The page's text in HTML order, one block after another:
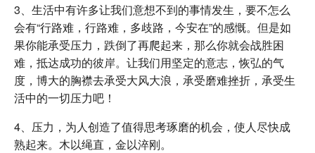
3、生活中有许多让我们意想不到的事情发生，要不怎么
会有“行路难，行路难，多歧路，今安在”的感慨。但是如
果你能承受压力，跌倒了再爬起来，那么你就会战胜困
难，抵达成功的彼岸。让我们用坚定的意志，恢弘的气
度，博大的胸襟去承受大风大浪，承受磨难挫折，承受生
活中的一切压力吧！
4、压力，为人创造了值得思考琢磨的机会，使人尽快成
熟起来。木以绳直，金以淬刚。